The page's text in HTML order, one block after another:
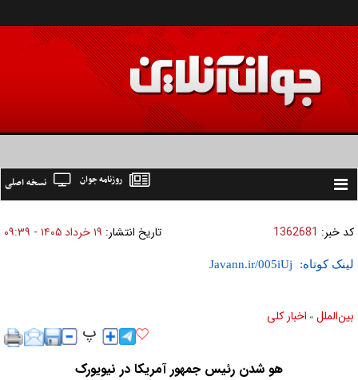
Toggle
نسخه اصلی روزنامه جوان
کد خبر: 1362681 تاریخ انتشار: ۱۹ خرداد ۱۴۰۵ - ۰۹:۳۹
لینک کوتاه:
بين‌الملل » اخبار كلی
هو شدن رئیس جمهور آمریکا در نیویورک